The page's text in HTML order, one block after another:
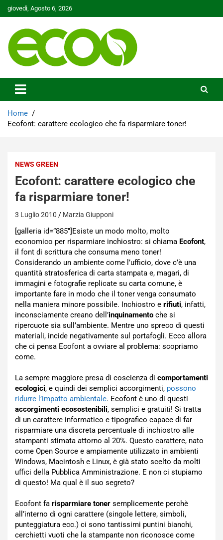
Skip
to
giovedì, Agosto 6, 2026
Ecoo.it
Home
Ecofont: carattere ecologico che fa risparmiare toner!
NEWS GREEN
Ecofont: carattere ecologico che
fa risparmiare toner!
3 Luglio 2010 Marzia Giupponi
[galleria id=”885″]Esiste un modo molto, molto
economico per risparmiare inchiostro: si chiama Ecofont,
il font di scrittura che consuma meno toner!
Considerando un ambiente come l’ufficio, dove c’è una
quantità stratosferica di carta stampata e, magari, di
immagini e fotografie replicate su carta comune, è
importante fare in modo che il toner venga consumato
nella maniera minore possibile. Inchiostro e rifiuti, infatti,
inconsciamente creano dell’inquinamento che si
ripercuote sia sull’ambiente. Mentre uno spreco di questi
materiali, incide negativamente sul portafogli. Ecco allora
che ci pensa Ecofont a ovviare al problema: scopriamo
come.
La sempre maggiore presa di coscienza di comportamenti
ecologici, e quindi dei semplici accorgimenti, possono
ridurre l’impatto ambientale. Ecofont è uno di questi
accorgimenti ecosostenibili, semplici e gratuiti! Si tratta
di un carattere informatico e tipografico capace di far
risparmiare una discreta percentuale di inchiostro alle
stampanti stimata attorno al 20%. Questo carattere, nato
come Open Source e ampiamente utilizzato in ambienti
Windows, Macintosh e Linux, è già stato scelto da molti
uffici della Pubblica Amministrazione. E non ci stupiamo
di questo! Ma qual è il suo segreto?
Ecofont fa risparmiare toner semplicemente perchè
all’interno di ogni carattere (singole lettere, simboli,
punteggiatura ecc.) ci sono tantissimi puntini bianchi,
cerchietti vuoti che la stampante non riconosce come